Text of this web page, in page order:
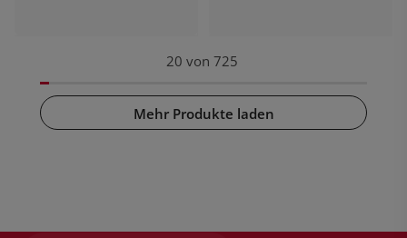
20 von 725
Mehr Produkte laden